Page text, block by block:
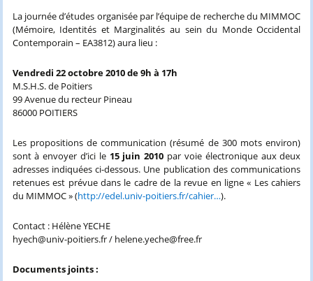
La journée d’études organisée par l’équipe de recherche du MIMMOC
(Mémoire, Identités et Marginalités au sein du Monde Occidental
Contemporain – EA3812) aura lieu :
Vendredi 22 octobre 2010 de 9h à 17h
M.S.H.S. de Poitiers
99 Avenue du recteur Pineau
86000 POITIERS
Les propositions de communication (résumé de 300 mots environ)
sont à envoyer d’ici le 15 juin 2010 par voie électronique aux deux
adresses indiquées ci-dessous. Une publication des communications
retenues est prévue dans le cadre de la revue en ligne « Les cahiers
du MIMMOC » (http://edel.univ-poitiers.fr/cahier…).
Contact : Hélène YECHE
hyech@univ-poitiers.fr / helene.yeche@free.fr
Documents joints :